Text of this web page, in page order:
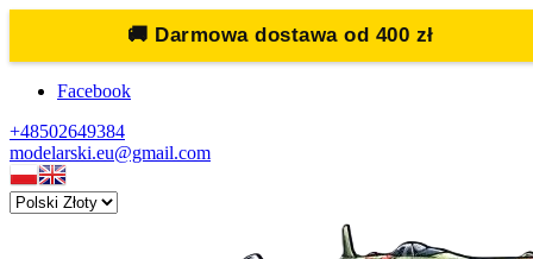
🚚 Darmowa dostawa od 400 zł
Facebook
+48502649384
modelarski.eu@gmail.com